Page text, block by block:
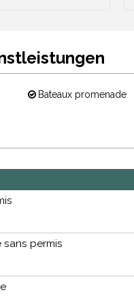
Bateaux promenade
sans permis